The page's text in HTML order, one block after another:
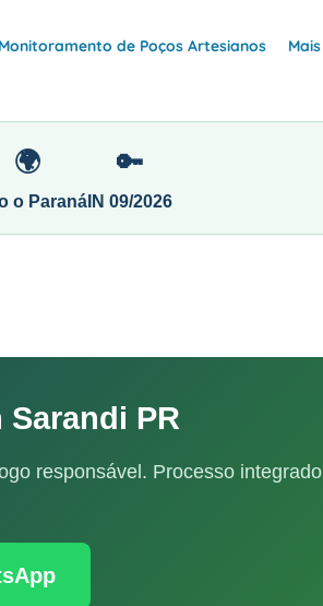
Monitoramento de Poços Artesianos Mais
🌍
o Paraná
🔑
IN 09/2026
PR
responsável. Processo integrado